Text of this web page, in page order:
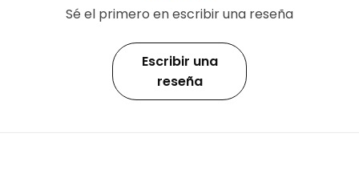
Sé el primero en escribir una reseña
Escribir una
reseña